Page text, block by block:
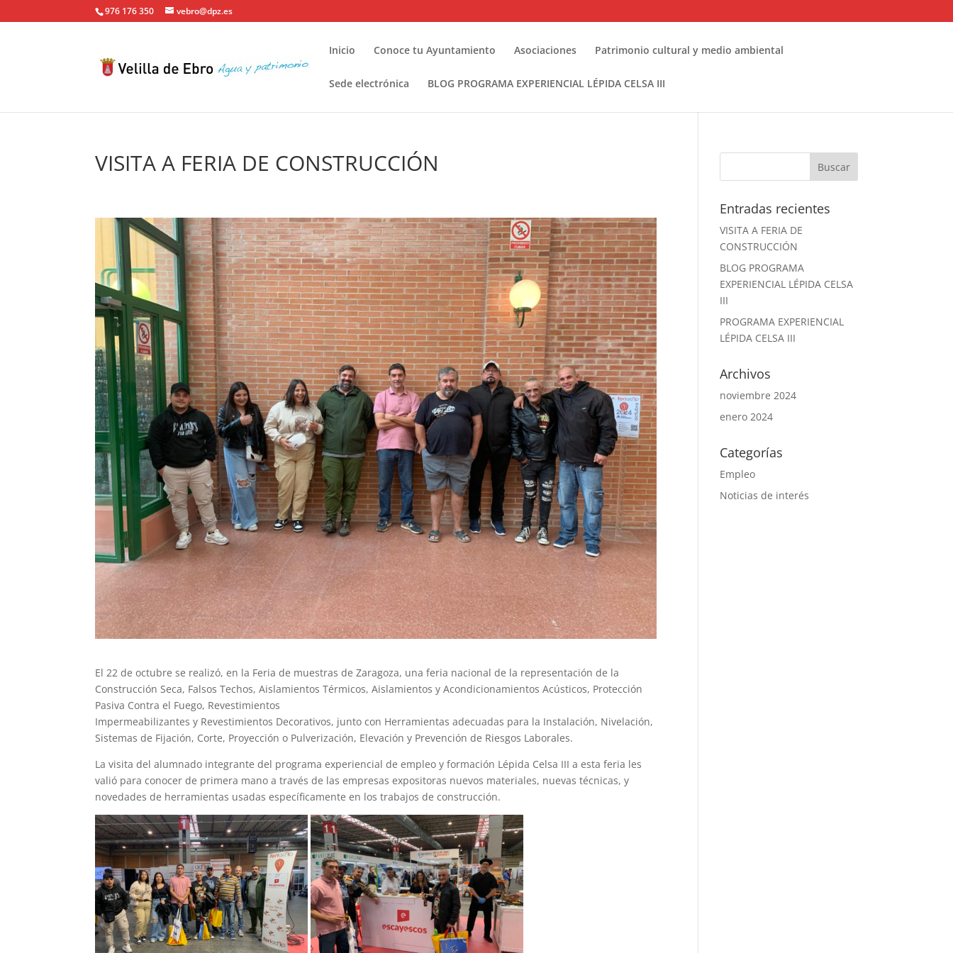
976 176 350 vebro@dpz.es
Inicio Conoce tu Ayuntamiento Asociaciones Patrimonio cultural y medio ambiental
Sede electrónica BLOG PROGRAMA EXPERIENCIAL LÉPIDA CELSA III
VISITA A FERIA DE CONSTRUCCIÓN
El 22 de octubre se realizó, en la Feria de muestras de Zaragoza, una feria nacional de la representación de la
Construcción Seca, Falsos Techos, Aislamientos Térmicos, Aislamientos y Acondicionamientos Acústicos, Protección
Pasiva Contra el Fuego, Revestimientos
Impermeabilizantes y Revestimientos Decorativos, junto con Herramientas adecuadas para la Instalación, Nivelación,
Sistemas de Fijación, Corte, Proyección o Pulverización, Elevación y Prevención de Riesgos Laborales.
La visita del alumnado integrante del programa experiencial de empleo y formación Lépida Celsa III a esta feria les
valió para conocer de primera mano a través de las empresas expositoras nuevos materiales, nuevas técnicas, y
novedades de herramientas usadas específicamente en los trabajos de construcción.
Entradas recientes
VISITA A FERIA DE
CONSTRUCCIÓN
BLOG PROGRAMA
EXPERIENCIAL LÉPIDA CELSA
III
PROGRAMA EXPERIENCIAL
LÉPIDA CELSA III
Archivos
noviembre 2024
enero 2024
Categorías
Empleo
Noticias de interés